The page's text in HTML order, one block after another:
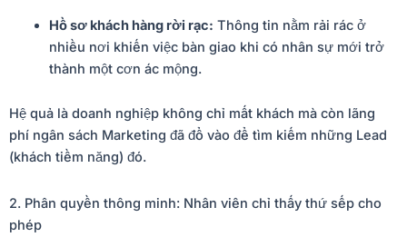
Hồ sơ khách hàng rời rạc: Thông tin nằm rải rác ở
nhiều nơi khiến việc bàn giao khi có nhân sự mới trở
thành một cơn ác mộng.
Hệ quả là doanh nghiệp không chỉ mất khách mà còn lãng
phí ngân sách Marketing đã đổ vào để tìm kiếm những Lead
(khách tiềm năng) đó.
2. Phân quyền thông minh: Nhân viên chỉ thấy thứ sếp cho
phép